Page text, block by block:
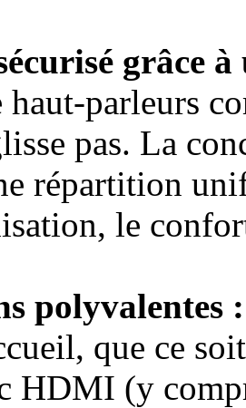
grâce
haut-parleurs
pas. La
répartition
le
polyvalentes :
que ce
HDMI (y